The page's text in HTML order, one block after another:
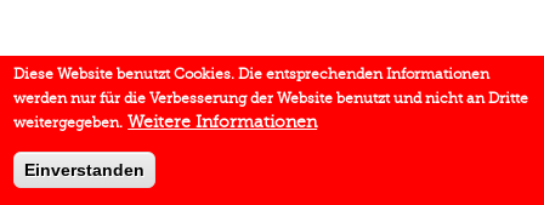
Diese Website benutzt Cookies. Die entsprechenden Informationen
werden nur für die Verbesserung der Website benutzt und nicht an Dritte
weitergegeben. Weitere Informationen
Einverstanden